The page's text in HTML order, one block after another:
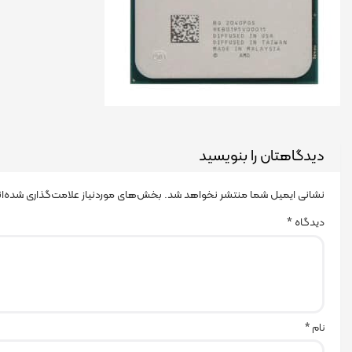
دیدگاهتان را بنویسید
نشانی ایمیل شما منتشر نخواهد شد. بخش‌های موردنیاز علامت‌گذاری
دیدگاه*
نام *